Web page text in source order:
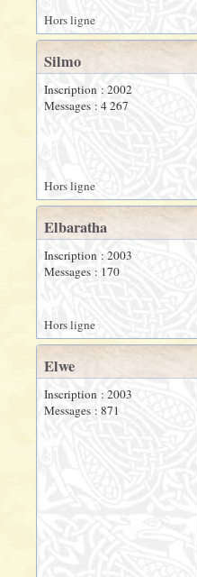
Hors ligne
Silmo
Inscription : 2002
Messages : 4 267
Hors ligne
Elbaratha
Inscription : 2003
Messages : 170
Hors ligne
Elwe
Inscription : 2003
Messages : 871